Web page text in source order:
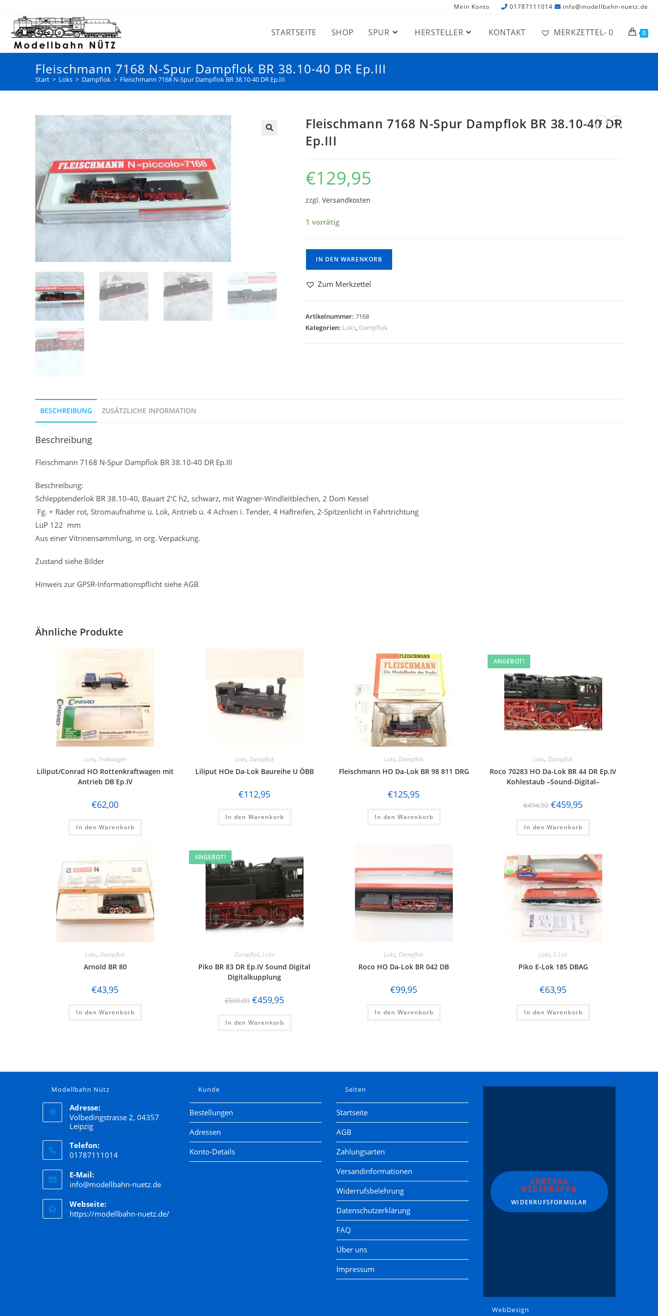
Mein Konto 01787111014 info@modellbahn-nuetz.de
STARTSEITE SHOP SPUR HERSTELLER KONTAKT MERKZETTEL- 0 0
Fleischmann 7168 N-Spur Dampflok BR 38.10-40 DR Ep.III
Start > Loks > Dampflok > Fleischmann 7168 N-Spur Dampflok BR 38.10-40 DR Ep.III
Fleischmann 7168 N-Spur Dampflok BR 38.10-40 DR
Ep.III
€129,95
zzgl. Versandkosten
1 vorrätig
IN DEN WARENKORB
Zum Merkzettel
Artikelnummer: 7168
Kategorien: Loks, Dampflok
BESCHREIBUNG ZUSÄTZLICHE INFORMATION
Beschreibung
Fleischmann 7168 N-Spur Dampflok BR 38.10-40 DR Ep.III
Beschreibung:
Schlepptenderlok BR 38.10-40, Bauart 2’C h2, schwarz, mit Wagner-Windleitblechen, 2 Dom Kessel
Fg. + Räder rot, Stromaufnahme ü. Lok, Antrieb ü. 4 Achsen i. Tender, 4 Haftreifen, 2-Spitzenlicht in Fahrtrichtung
LüP 122 mm
Aus einer Vitrinensammlung, in org. Verpackung.
Zustand siehe Bilder
Hinweis zur GPSR-Informationspflicht siehe AGB
Ähnliche Produkte
Loks, Triebwagen
Liliput/Conrad HO Rottenkraftwagen mit
Antrieb DB Ep.IV
€62,00
In den Warenkorb
Loks, Dampflok
Liliput HOe Da-Lok Baureihe U ÖBB
€112,95
In den Warenkorb
Loks, Dampflok
Fleischmann HO Da-Lok BR 98 811 DRG
€125,95
In den Warenkorb
ANGEBOT!
Loks, Dampflok
Roco 70283 HO Da-Lok BR 44 DR Ep.IV
Kohlestaub –Sound-Digital–
€494,90 €459,95
In den Warenkorb
Loks, Dampflok
Arnold BR 80
€43,95
In den Warenkorb
ANGEBOT!
Dampflok, Loks
Piko BR 83 DR Ep.IV Sound Digital
Digitalkupplung
€500,00 €459,95
In den Warenkorb
Loks, Dampflok
Roco HO Da-Lok BR 042 DB
€99,95
In den Warenkorb
Loks, E-Lok
Piko E-Lok 185 DBAG
€63,95
In den Warenkorb
Modellbahn Nütz
Adresse:
Volbedingstrasse 2, 04357
Leipzig
Telefon:
01787111014
E-Mail:
info@modellbahn-nuetz.de
Webseite:
https://modellbahn-nuetz.de/
Kunde
Bestellungen
Adressen
Konto-Details
Seiten
Startseite
AGB
Zahlungsarten
Versandinformationen
Widerrufsbelehrung
Datenschutzerklärung
FAQ
Über uns
Impressum
VERTRAG
WIDERRUFEN
WIDERRUFSFORMULAR
WebDesign